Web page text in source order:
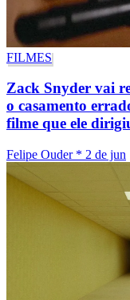
FILMES
Zack Snyder vai
o casamento
filme que ele
Felipe Ouder * 2 de jun